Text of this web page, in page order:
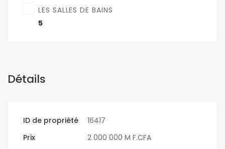
LES SALLES DE BAINS
5
Détails
ID de propriété
16417
Prix
2 000 000 M F.CFA